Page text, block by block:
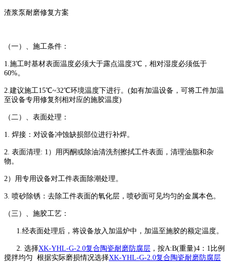
渣浆泵耐磨修复方案
（一）、施工条件：
1.施工时基材表面温度必须大于露点温度3℃，相对湿度必须低于
60%。
2.建议施工15℃~32℃环境温度下进行。(如有加温设备，可将工件加温
至设备专用修复剂相对应的施胶温度)
（二）、表面处理：
1. 焊接：对设备冲蚀缺损部位进行补焊。
2. 表面清理: 1）用丙酮或除油清洗剂擦拭工件表面，清理油脂和杂
物。
2）用专用设备对工件表面除潮处理。
3. 喷砂除锈：去除工件表面的氧化层，喷砂面可见均匀的金属本色。
（三）、施胶工艺：
1.经表面处理后，将设备放入加温炉中，加温至施胶的额定温度。
2. 选择XK-YHL-G-2.0复合陶瓷耐磨防腐层 ，按A:B(重量)4：1比例
搅拌均匀 根据实际磨损情况选择XK-YHL-G-2.0复合陶瓷耐磨防腐层